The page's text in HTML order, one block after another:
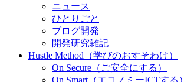
ニュース
ひとりごと
ブログ開発
開発研究雑記
Hustle Method（学びのおすそわけ）
On Secure（ご安全にする）
On Smart（エコノミーICTする）